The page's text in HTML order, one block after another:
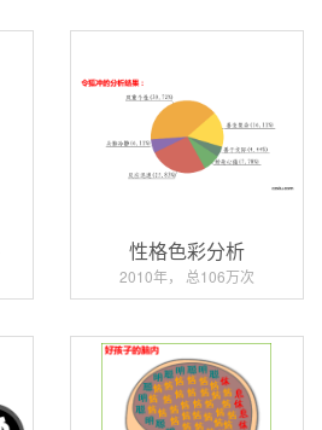
性格色彩分析
2010年， 总106万次